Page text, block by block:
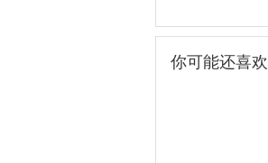
你可能还喜欢